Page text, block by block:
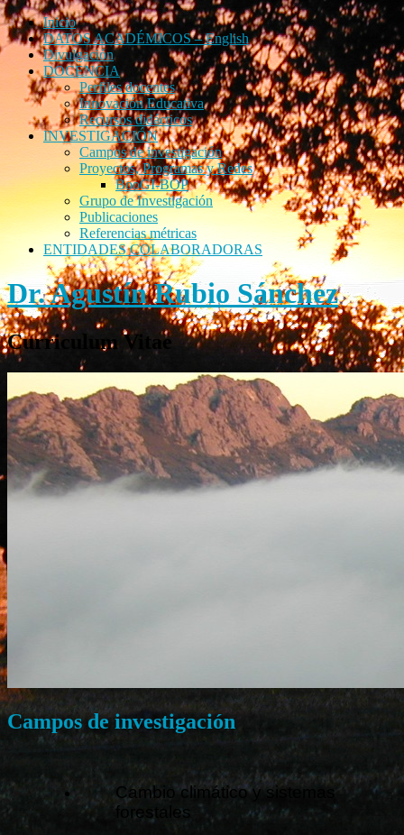
Inicio
DATOS ACADÉMICOS – English
Divulgación
DOCENCIA
Perfiles docentes
Innovación Educativa
Recursos didácticos
INVESTIGACIÓN
Campos de investigación
Proyectos, Programas y Redes
BooGI-BOP
Grupo de Investigación
Publicaciones
Referencias métricas
ENTIDADES COLABORADORAS
Dr. Agustín Rubio Sánchez
Curriculum Vitae
Campos de investigación
Cambio climático y sistemas
forestales